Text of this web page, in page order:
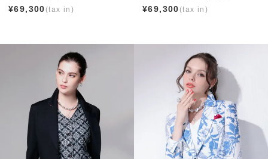
¥69,300
¥69,300